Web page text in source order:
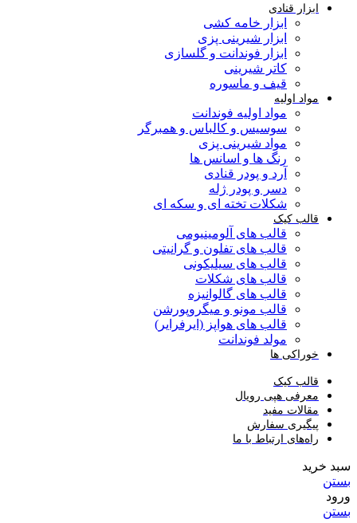
ابزار قنادی
ابزار خامه کشی
ابزار شیرینی پزی
ابزار فوندانت و گلسازی
کاتر شیرینی
قیف و ماسوره
مواد اولیه
مواد اولیه فوندانت
سوسیس و کالباس و همبرگر
مواد شیرینی پزی
رنگ ها و اسانس ها
آرد و پودر قنادی
دسر و پودر ژله
شکلات تخته ای و سکه ای
قالب کیک
قالب های آلومینیومی
قالب های تفلون و گرانیتی
قالب های سیلیکونی
قالب های شکلات
قالب های گالوانیزه
قالب مونو و میگروپورشن
قالب های هواپز (ایرفرایر)
مولد فوندانت
خوراکی ها
قالب کیک
معرفی هپی رویال
مقالات مفید
پیگیری سفارش
راه‌های ارتباط با ما
سبد خرید
بستن
ورود
بستن